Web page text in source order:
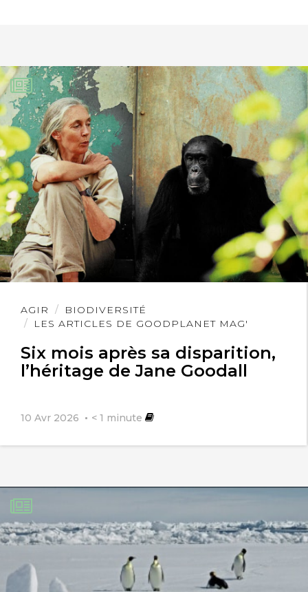
castinel 23 octobre 2013
Ça me révolte toutes ces négligences
sur l’environnement et l avenir de notre
TERRE. Le compte à rebours est lancé
depuis des décennies et rien n y
change, c’est regrettable, si la demande
et l offre n était pas si grande dans la
tête des gouvernement et l être
humain, nous n en serions peut êtr. Pas
la, à manifesté pour la protection de la
cette nature magnifique. Je suis avec
admire votre volonté qui est mienne.
AGIR
BIODIVERSITÉ
LES ARTICLES DE GOODPLANET MAG'
Six mois après sa disparition,
l’héritage de Jane Goodall
10 Avr 2026 < 1 minute
Lire
l'article